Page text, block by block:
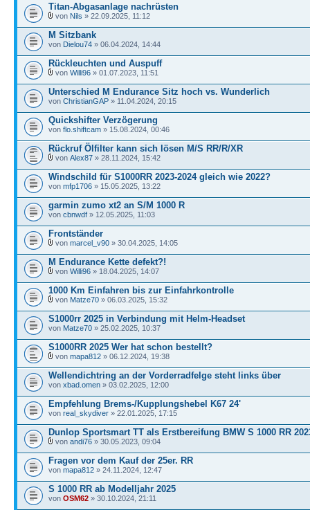
Titan-Abgasanlage nachrüsten
von Nils » 22.09.2025, 11:12
M Sitzbank
von Dielou74 » 06.04.2024, 14:44
Rückleuchten und Auspuff
von Willi96 » 01.07.2023, 11:51
Unterschied M Endurance Sitz hoch vs. Wunderlich
von ChristianGAP » 11.04.2024, 20:15
Quickshifter Verzögerung
von flo.shiftcam » 15.08.2024, 00:46
Rückruf Ölfilter kann sich lösen M/S RR/R/XR
von Alex87 » 28.11.2024, 15:42
Windschild für S1000RR 2023-2024 gleich wie 2022?
von mfp1706 » 15.05.2025, 13:22
garmin zumo xt2 an S/M 1000 R
von cbnwdf » 12.05.2025, 11:03
Frontständer
von marcel_v90 » 30.04.2025, 14:05
M Endurance Kette defekt?!
von Willi96 » 18.04.2025, 14:07
1000 Km Einfahren bis zur Einfahrkontrolle
von Matze70 » 06.03.2025, 15:32
S1000rr 2025 in Verbindung mit Helm-Headset
von Matze70 » 25.02.2025, 10:37
S1000RR 2025 Wer hat schon bestellt?
von mapa812 » 06.12.2024, 19:38
Wellendichtring an der Vorderradfelge steht links über
von xbad.omen » 03.02.2025, 12:00
Empfehlung Brems-/Kupplungshebel K67 24'
von real_skydiver » 22.01.2025, 17:15
Dunlop Sportsmart TT als Erstbereifung BMW S 1000 RR
von andi76 » 30.05.2023, 09:04
Fragen vor dem Kauf der 25er. RR
von mapa812 » 24.11.2024, 12:47
S 1000 RR ab Modelljahr 2025
von OSM62 » 30.10.2024, 21:11